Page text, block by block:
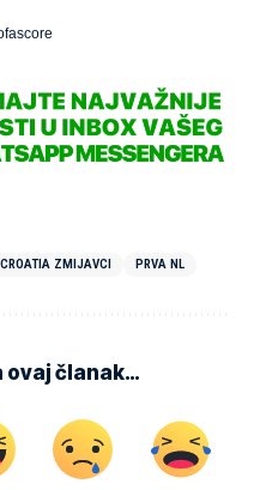
ZMIJAVCI PRVA NL
ovaj članak…